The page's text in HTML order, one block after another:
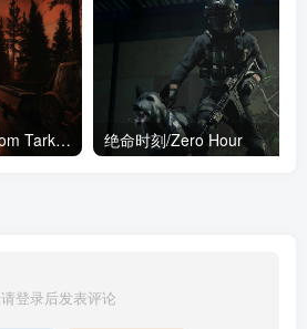
逃离塔科夫/Escape from Tarkov 绝命时刻/Zero Hour
请登录后发表评论